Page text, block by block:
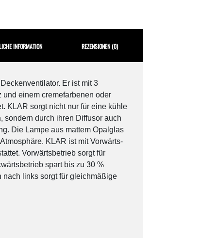
INFORMATION REZENSIONEN (0)
Er ist mit 3
einem cremefarbenen oder
KLAR sorgt nicht nur für eine kühle
sondern durch ihren Diffusor auch
Die Lampe aus mattem Opalglas
KLAR ist mit Vorwärts-
Vorwärtsbetrieb sorgt für
spart bis zu 30 %
nach links sorgt für gleichmäßige